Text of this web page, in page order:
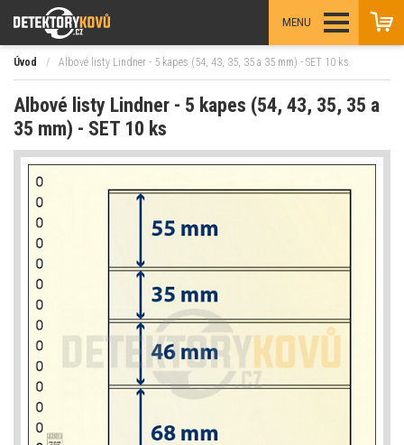
MENU
Úvod / Albové listy Lindner - 5 kapes (54, 43, 35, 35 a 35 mm) - SET 10 ks
Albové listy Lindner - 5 kapes (54, 43, 35, 35 a
35 mm) - SET 10 ks